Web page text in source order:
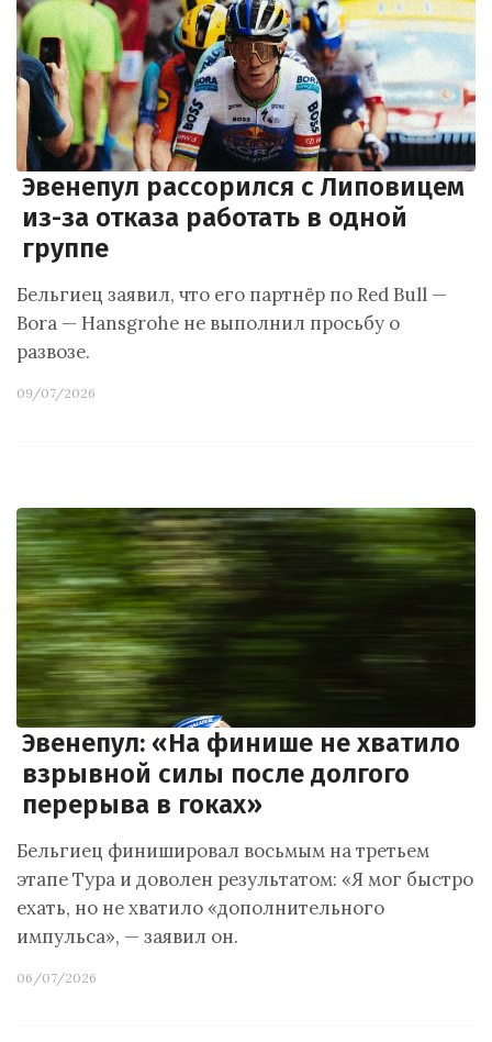
Эвенепул рассорился с Липовицем
из-за отказа работать в одной
группе
Бельгиец заявил, что его партнёр по Red Bull —
Bora — Hansgrohe не выполнил просьбу о
развозе.
09/07/2026
Эвенепул: «На финише не хватило
взрывной силы после долгого
перерыва в гоках»
Бельгиец финишировал восьмым на третьем
этапе Тура и доволен результатом: «Я мог быстро
ехать, но не хватило «дополнительного
импульса», — заявил он.
06/07/2026